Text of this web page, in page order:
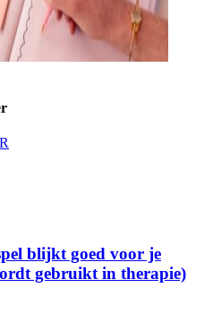
blijkt goed voor je
gebruikt in therapie)